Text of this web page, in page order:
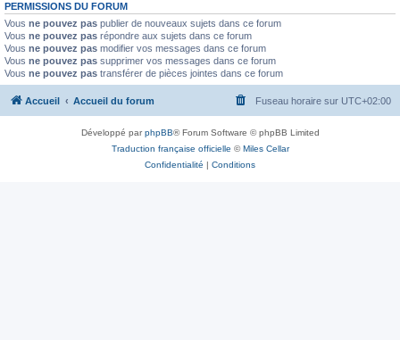
PERMISSIONS DU FORUM
Vous ne pouvez pas publier de nouveaux sujets dans ce forum
Vous ne pouvez pas répondre aux sujets dans ce forum
Vous ne pouvez pas modifier vos messages dans ce forum
Vous ne pouvez pas supprimer vos messages dans ce forum
Vous ne pouvez pas transférer de pièces jointes dans ce forum
Accueil Accueil du forum Fuseau horaire sur UTC+02:00
Développé parphpBB® Forum Software © phpBB Limited
Traduction française officielle ©Miles Cellar
Confidentialité | Conditions